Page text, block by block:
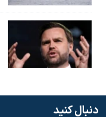
دنبال کنید